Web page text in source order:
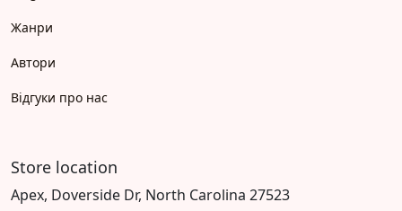
Жанри
Автори
Відгуки про нас
Store location
Apex, Doverside Dr, North Carolina 27523